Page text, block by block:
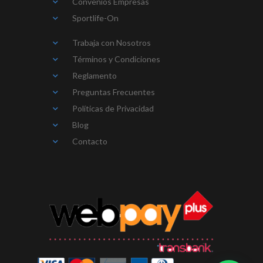
Sportlife-On
Trabaja con Nosotros
Términos y Condiciones
Reglamento
Preguntas Frecuentes
Políticas de Privacidad
Blog
Contacto